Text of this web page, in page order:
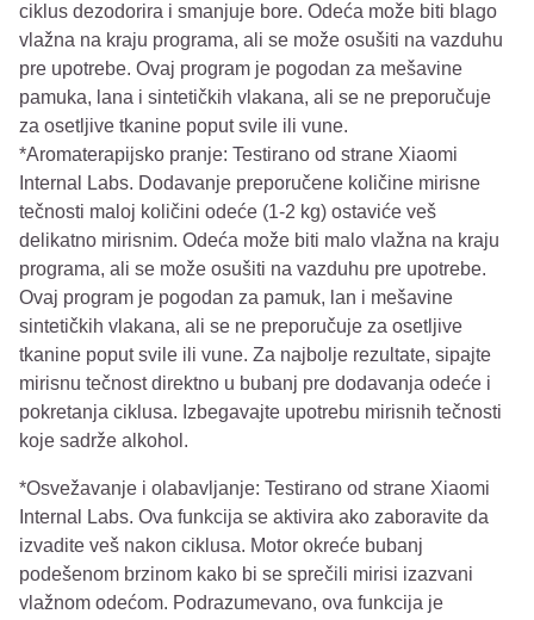
ciklus dezodorira i smanjuje bore. Odeća može biti blago
vlažna na kraju programa, ali se može osušiti na vazduhu
pre upotrebe. Ovaj program je pogodan za mešavine
pamuka, lana i sintetičkih vlakana, ali se ne preporučuje
za osetljive tkanine poput svile ili vune.
*Aromaterapijsko pranje: Testirano od strane Xiaomi
Internal Labs. Dodavanje preporučene količine mirisne
tečnosti maloj količini odeće (1-2 kg) ostaviće veš
delikatno mirisnim. Odeća može biti malo vlažna na kraju
programa, ali se može osušiti na vazduhu pre upotrebe.
Ovaj program je pogodan za pamuk, lan i mešavine
sintetičkih vlakana, ali se ne preporučuje za osetljive
tkanine poput svile ili vune. Za najbolje rezultate, sipajte
mirisnu tečnost direktno u bubanj pre dodavanja odeće i
pokretanja ciklusa. Izbegavajte upotrebu mirisnih tečnosti
koje sadrže alkohol.
*Osvežavanje i olabavljanje: Testirano od strane Xiaomi
Internal Labs. Ova funkcija se aktivira ako zaboravite da
izvadite veš nakon ciklusa. Motor okreće bubanj
podešenom brzinom kako bi se sprečili mirisi izazvani
vlažnom odećom. Podrazumevano, ova funkcija je